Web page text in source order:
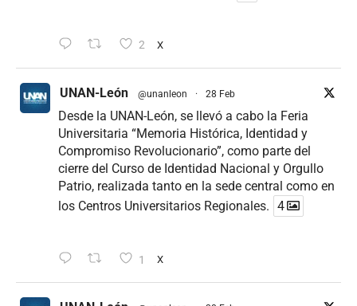
2 X
UNAN-León @unanleon · 28 Feb
Desde la UNAN-León, se llevó a cabo la Feria
Universitaria “Memoria Histórica, Identidad y
Compromiso Revolucionario”, como parte del
cierre del Curso de Identidad Nacional y Orgullo
Patrio, realizada tanto en la sede central como en
los Centros Universitarios Regionales. 4
1 X